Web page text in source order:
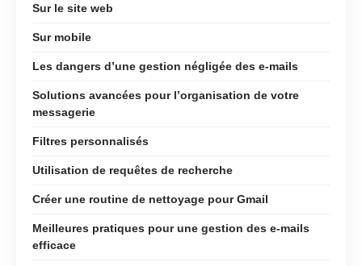
Sur le site web
Sur mobile
Les dangers d’une gestion négligée des e-mails
Solutions avancées pour l’organisation de votre
messagerie
Filtres personnalisés
Utilisation de requêtes de recherche
Créer une routine de nettoyage pour Gmail
Meilleures pratiques pour une gestion des e-mails
efficace